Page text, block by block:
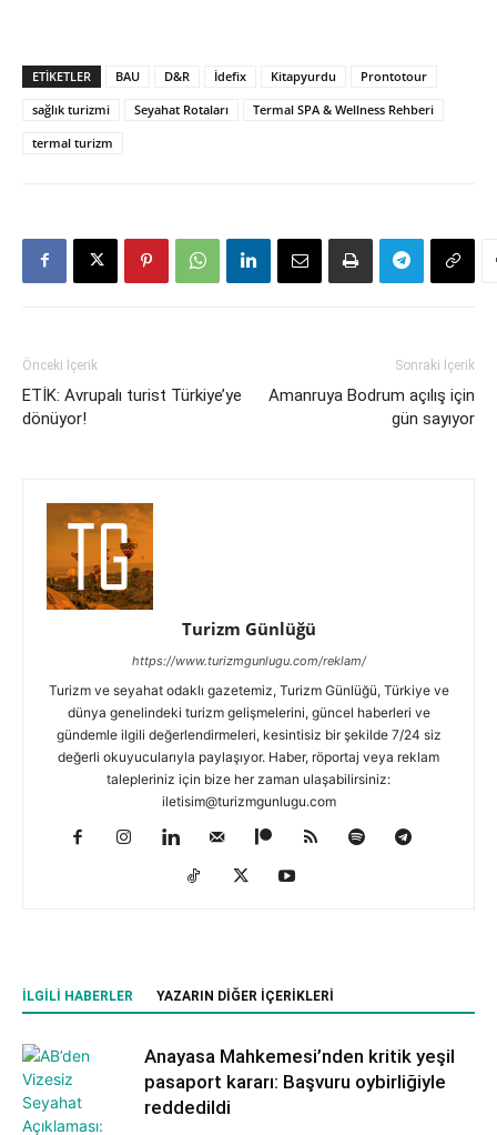
ETIKETLER BAU D&R İdefix Kitapyurdu
Prontotour
sağlık turizmi
Seyahat Rotaları
Termal SPA & Wellness Rehberi
termal turizm
Önceki İçerik
ETİK: Avrupalı turist Türkiye’ye
dönüyor!
Sonraki İçerik
Amanruya Bodrum açılış için
gün sayıyor
Turizm Günlüğü
https://www.turizmgunlugu.com/reklam/
Turizm ve seyahat odaklı gazetemiz, Turizm Günlüğü, Türkiye ve
dünya genelindeki turizm gelişmelerini, güncel haberleri ve
gündemle ilgili değerlendirmeleri, kesintisiz bir şekilde 7/24 siz
değerli okuyucularıyla paylaşıyor. Haber, röportaj veya reklam
talepleriniz için bize her zaman ulaşabilirsiniz:
iletisim@turizmgunlugu.com
İLGILI HABERLER YAZARIN DIĞER İÇERIKLERI
Anayasa Mahkemesi’nden kritik yeşil
pasaport kararı: Başvuru oybirliğiyle
reddedildi